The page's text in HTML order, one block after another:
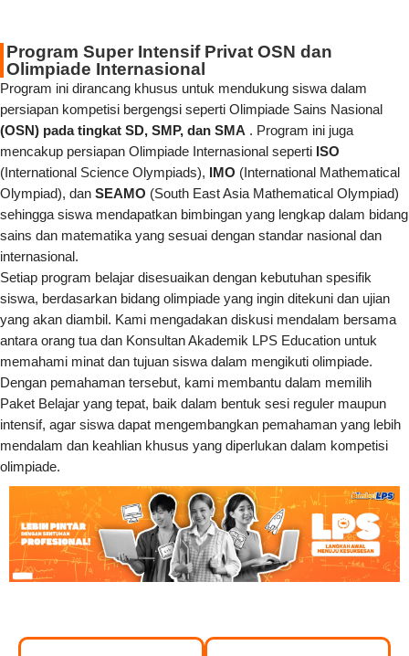
Program Super Intensif Privat OSN dan
Olimpiade Internasional
Program ini dirancang khusus untuk mendukung siswa dalam
persiapan kompetisi bergengsi seperti Olimpiade Sains Nasional
(OSN) pada tingkat SD, SMP, dan SMA . Program ini juga
mencakup persiapan Olimpiade Internasional seperti ISO
(International Science Olympiads), IMO (International Mathematical
Olympiad), dan SEAMO (South East Asia Mathematical Olympiad)
sehingga siswa mendapatkan bimbingan yang lengkap dalam bidang
sains dan matematika yang sesuai dengan standar nasional dan
internasional.
Setiap program belajar disesuaikan dengan kebutuhan spesifik
siswa, berdasarkan bidang olimpiade yang ingin ditekuni dan ujian
yang akan diambil. Kami mengadakan diskusi mendalam bersama
antara orang tua dan Konsultan Akademik LPS Education untuk
memahami minat dan tujuan siswa dalam mengikuti olimpiade.
Dengan pemahaman tersebut, kami membantu dalam memilih
Paket Belajar yang tepat, baik dalam bentuk sesi reguler maupun
intensif, agar siswa dapat mengembangkan pemahaman yang lebih
mendalam dan keahlian khusus yang diperlukan dalam kompetisi
olimpiade.